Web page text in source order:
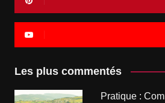
Les plus commentés
Pratique :